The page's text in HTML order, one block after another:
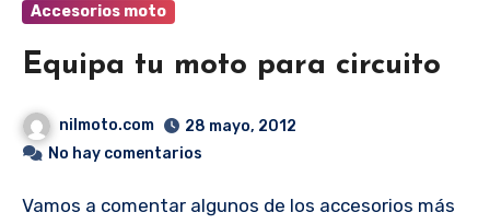
Accesorios moto
Equipa tu moto para circuito
nilmoto.com
28 mayo, 2012
No hay comentarios
Vamos a comentar algunos de los accesorios más